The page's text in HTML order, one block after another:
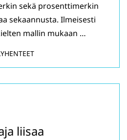
sekä prosenttimerkin
sekaannusta. Ilmeisesti
mallin mukaan …
liisaa